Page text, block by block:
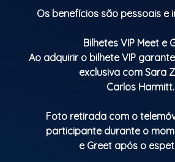
Os benefícios são pessoais e
Bilhetes VIP Meet e
Ao adquirir o bilhete VIP
exclusiva com Sara
Carlos Harmitt.
Foto retirada com o
participante durante o
e Greet após o